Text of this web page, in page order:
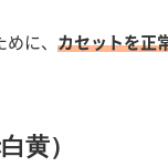
に、 カセットを正
黄）